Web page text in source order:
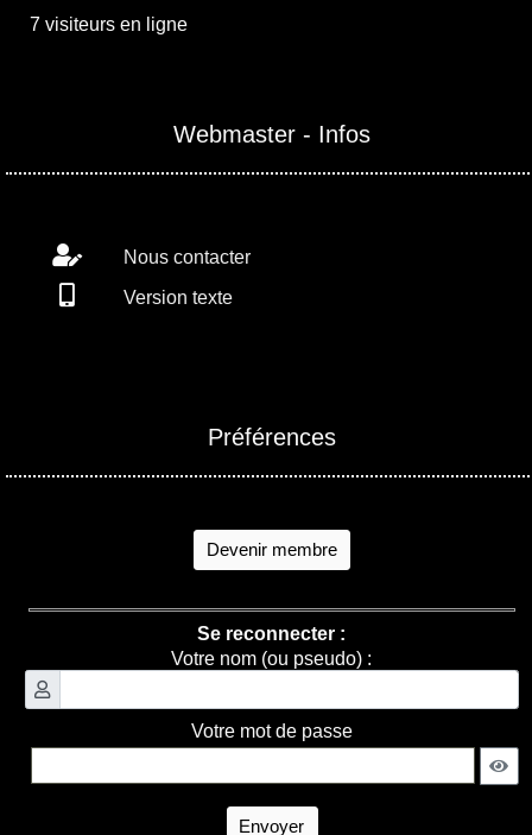
7 visiteurs en ligne
Webmaster - Infos
Nous contacter
Version texte
Préférences
Devenir membre
Se reconnecter :
Votre nom (ou pseudo) :
Votre mot de passe
Envoyer